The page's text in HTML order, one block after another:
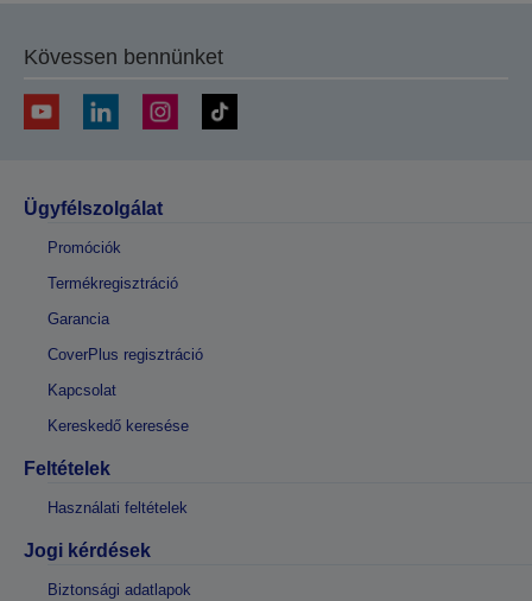
A következő néhány munkanapon belül felvesszük
Önnel a kapcsolatot.
Kövessen bennünket
Ügyfélszolgálat
Promóciók
Termékregisztráció
Garancia
CoverPlus regisztráció
Kapcsolat
Kereskedő keresése
Feltételek
Használati feltételek
Jogi kérdések
Biztonsági adatlapok